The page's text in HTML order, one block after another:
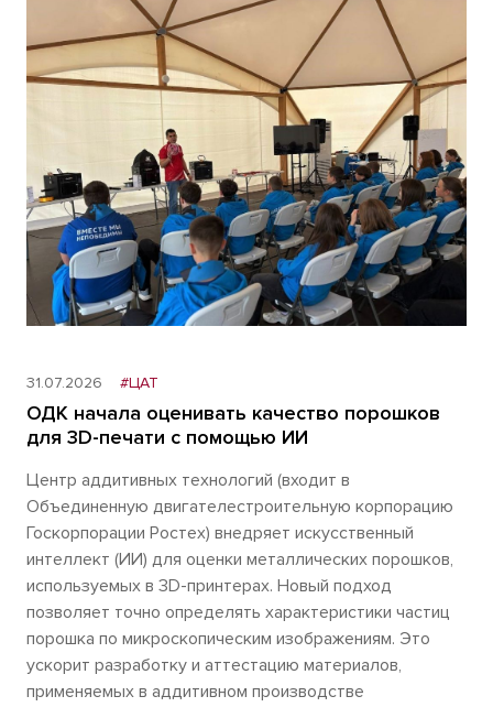
31.07.2026 #ЦАТ
ОДК начала оценивать качество порошков
для 3D-печати с помощью ИИ
Центр аддитивных технологий (входит в
Объединенную двигателестроительную корпорацию
Госкорпорации Ростех) внедряет искусственный
интеллект (ИИ) для оценки металлических порошков,
используемых в 3D-принтерах. Новый подход
позволяет точно определять характеристики частиц
порошка по микроскопическим изображениям. Это
ускорит разработку и аттестацию материалов,
применяемых в аддитивном производстве